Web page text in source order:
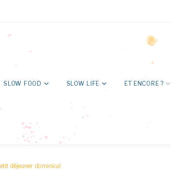
SLOW FOOD SLOW LIFE ET ENCORE ?
déjeuner dominical